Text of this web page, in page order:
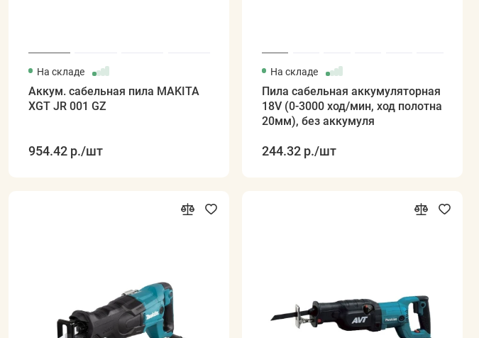
На складе
Аккум. сабельная пила MAKITA
XGT JR 001 GZ
954.42 р./шт
На складе
Пила сабельная аккумуляторная
18V (0-3000 ход/мин, ход полотна
20мм), без аккумуля
244.32 р./шт